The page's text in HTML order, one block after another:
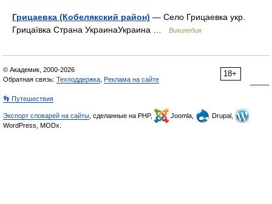
Грицаевка (Кобелякский район) — Село Грицаевка укр.
Грицаївка Страна УкраинаУкраина …
Википедия
18+
© Академик, 2000-2026
Обратная связь: Техподдержка Реклама на сайте
👣 Путешествия
Экспорт словарей на сайты , сделанные на PHP, Joomla,
Drupal,
WordPress, MODx.